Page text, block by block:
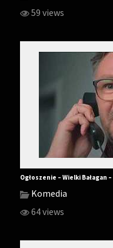
59 views
Ogłoszenie – Wielki Bałagan
Komedia
64 views